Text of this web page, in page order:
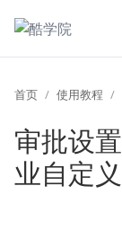
首页 使用教程
审批设
业自定